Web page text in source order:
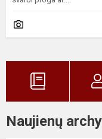
Naujienų